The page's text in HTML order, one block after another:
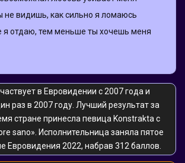
не видишь, как сильно я ломаюсь
отдаю, тем меньше ты хочешь меня
в Евровидении с 2007 года и
раз в 2007 году. Лучший результат за
стране принесла певица Konstrakta с
sano». Исполнительница заняла пятое
Евровидения 2022, набрав 312 баллов.